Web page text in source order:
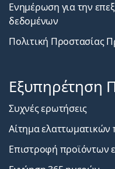
Ενημέρωση για την
δεδομένων
Πολιτική Προστασίας
Εξυπηρέτηση
Συχνές ερωτήσεις
Αίτημα ελαττωματικών
Επιστροφή προϊόντων